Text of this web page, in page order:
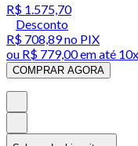
R$ 1.575,70
Desconto
R$ 708,89no PIX
ou R$ 779,00em até
COMPRAR AGORA